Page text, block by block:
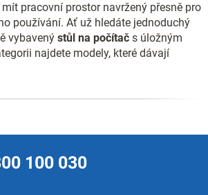
pracovní prostor navržený přesně pro
používání. Ať už hledáte jednoduchý
vybavený stůl na počítač s úložným
najdete modely, které dávají
100 030